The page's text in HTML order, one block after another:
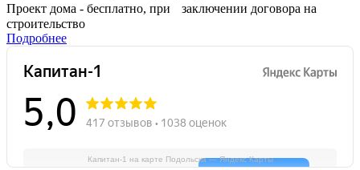
Проект дома - бесплатно, при заключении договора на
строительство
Подробнее
Капитан-1 на карте Подольска — Яндекс Карты